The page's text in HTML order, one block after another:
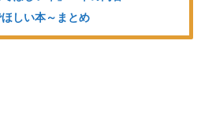
しい本～まとめ